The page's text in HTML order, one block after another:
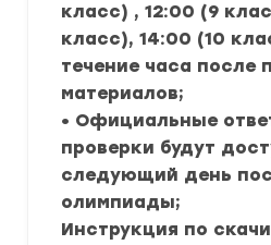
класс) , 12:00 (9
класс), 14:00 (10
течение часа после
материалов;
• Официальные
проверки будут
следующий день
олимпиады;
Инструкция по